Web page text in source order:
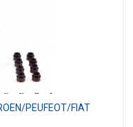
PEUFEOT/FIAT